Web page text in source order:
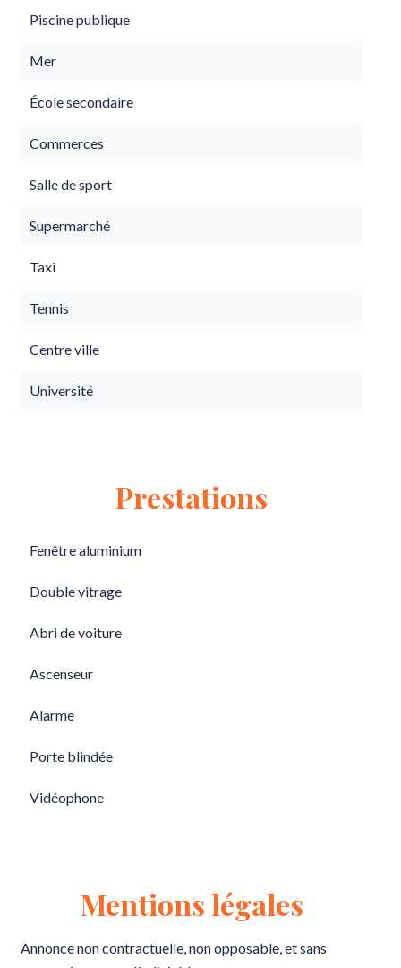
Piscine publique
Mer
École secondaire
Commerces
Salle de sport
Supermarché
Taxi
Tennis
Centre ville
Université
Prestations
Fenêtre aluminium
Double vitrage
Abri de voiture
Ascenseur
Alarme
Porte blindée
Vidéophone
Mentions légales
Annonce non contractuelle, non opposable, et sans